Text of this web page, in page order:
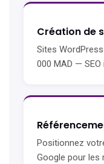
Création de
Sites
000 MAD —
Positionnez
Google pour les